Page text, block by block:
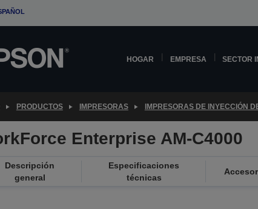
HOGAR EMPRESA SECTOR
PRODUCTOS IMPRESORAS IMPRESORAS DE INYECCIÓN
Enterprise AM-C4000
Descripción
general
Especificaciones
técnicas